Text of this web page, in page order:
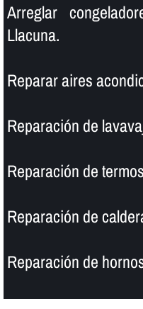
Arreglar
Llacuna.
Reparar aires
Reparación de
Reparación de
Reparación de
Reparación de